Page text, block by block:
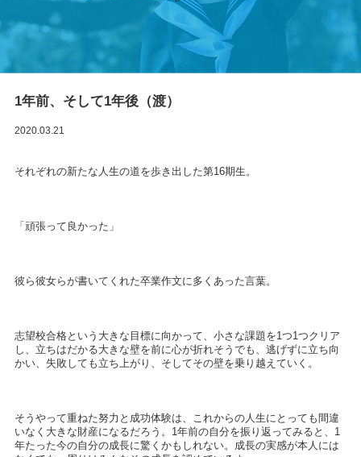
1年前、そして1年後（渡）
2020.03.21
それぞれの新たな人生の道を歩き出した第16期生。
「頑張って良かった」
彼ら彼女らが書いてくれた卒業作文に多くあった言葉。
志望校合格という大きな目標に向かって、小さな課題を1つ1つクリア
し、立ちはだかる大きな壁を前に心が折れそうでも、逃げずに立ち向
かい、失敗しても立ち上がり、そしてその壁を乗り越えていく。
そうやって重ねた努力と成功体験は、これからの人生にとっても間違
いなく大きな財産になるだろう。1年前の自分を振り返ってみると、1
年たった今の自分の成長に驚くかもしれない。成長の実感が本人には